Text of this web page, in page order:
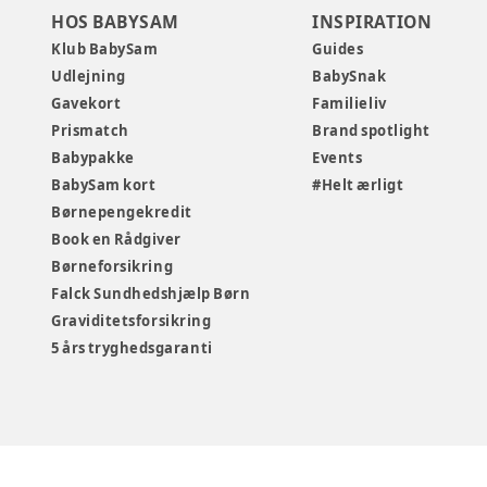
HOS BABYSAM
Klub BabySam
Udlejning
Gavekort
Prismatch
Babypakke
BabySam kort
Børnepengekredit
Book en Rådgiver
Børneforsikring
Falck Sundhedshjælp Børn
Graviditetsforsikring
5 års tryghedsgaranti
INSPIRATION
Guides
BabySnak
Familieliv
Brand spotlight
Events
#Helt ærligt